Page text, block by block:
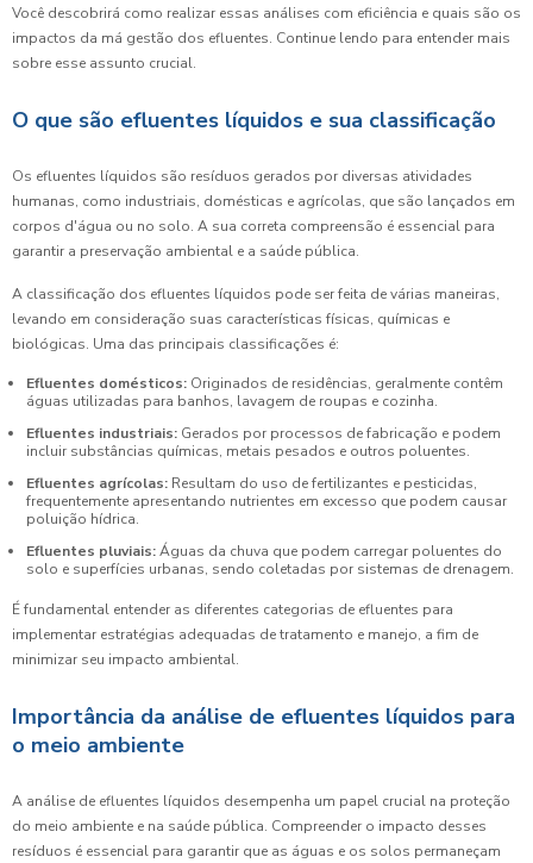
Você descobrirá como realizar essas análises com eficiência e quais são os
impactos da má gestão dos efluentes. Continue lendo para entender mais
sobre esse assunto crucial.
O que são efluentes líquidos e sua classificação
Os efluentes líquidos são resíduos gerados por diversas atividades
humanas, como industriais, domésticas e agrícolas, que são lançados em
corpos d'água ou no solo. A sua correta compreensão é essencial para
garantir a preservação ambiental e a saúde pública.
A classificação dos efluentes líquidos pode ser feita de várias maneiras,
levando em consideração suas características físicas, químicas e
biológicas. Uma das principais classificações é:
Efluentes domésticos: Originados de residências, geralmente contêm
águas utilizadas para banhos, lavagem de roupas e cozinha.
Efluentes industriais: Gerados por processos de fabricação e podem
incluir substâncias químicas, metais pesados e outros poluentes.
Efluentes agrícolas: Resultam do uso de fertilizantes e pesticidas,
frequentemente apresentando nutrientes em excesso que podem causar
poluição hídrica.
Efluentes pluviais:Águas da chuva que podem carregar poluentes do
solo e superfícies urbanas, sendo coletadas por sistemas de drenagem.
É fundamental entender as diferentes categorias de efluentes para
implementar estratégias adequadas de tratamento e manejo, a fim de
minimizar seu impacto ambiental.
Importância da análise de efluentes líquidos para
o meio ambiente
A análise de efluentes líquidos desempenha um papel crucial na proteção
do meio ambiente e na saúde pública. Compreender o impacto desses
resíduos é essencial para garantir que as águas e os solos permaneçam